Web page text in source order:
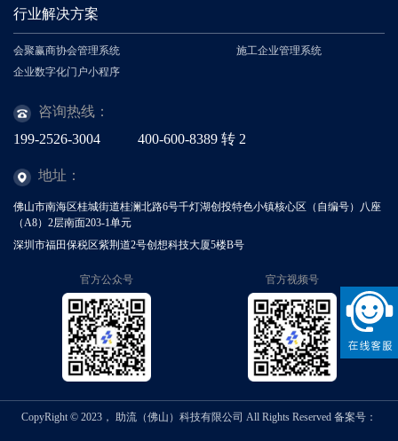
行业解决方案
会聚赢商协会管理系统
施工企业管理系统
企业数字化门户小程序
咨询热线：
199-2526-3004
400-600-8389 转 2
地址：
佛山市南海区桂城街道桂澜北路6号千灯湖创投特色小镇核心区（自编号）八座
（A8）2层南面203-1单元
深圳市福田保税区紫荆道2号创想科技大厦5楼B号
官方公众号 官方视频号
CopyRight © 2023， 助流（佛山）科技有限公司 All Rights Reserved 备案号：